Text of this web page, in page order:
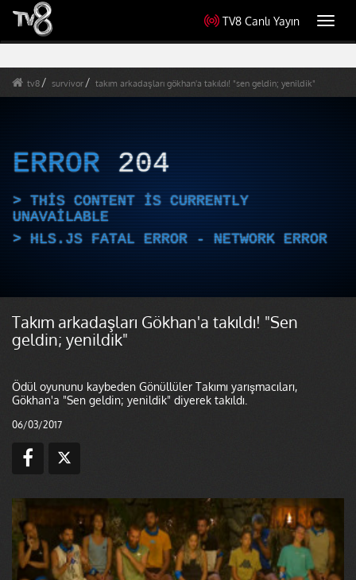
TV8 Canlı Yayın
tv8 survivor takım arkadaşları gökhan'a takıldı! "sen geldin; yenildik"
ERROR 204
THIS CONTENT IS CURRENTLY
UNAVAILABLE
HLS.JS FATAL ERROR - NETWORK ERROR
Takım arkadaşları Gökhan'a takıldı! "Sen
geldin; yenildik"
Ödül oyununu kaybeden Gönüllüler Takımı yarışmacıları,
Gökhan'a "Sen geldin; yenildik" diyerek takıldı.
06/03/2017